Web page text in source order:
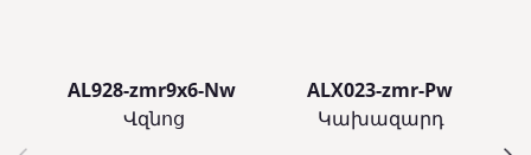
AL928-zmr9x6-Nw
Վզնոց
ALX023-zmr-Pw
Կախազարդ